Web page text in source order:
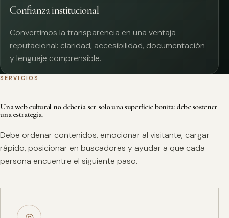
Confianza institucional
Convertimos la transparencia en una ventaja
reputacional: claridad, accesibilidad, documentación
y lenguaje comprensible.
SERVICIOS
Una web cultural no debería ser solo una superficie bonita: debe sostener
una estrategia.
Debe ordenar contenidos, emocionar al visitante, cargar
rápido, posicionar en buscadores y ayudar a que cada
persona encuentre el siguiente paso.